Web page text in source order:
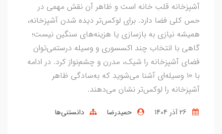
آشپزخانه قلب خانه است و ظاهر آن نقش مهمی در
حس کلی فضا دارد. برای لوکس‌تر دیده شدن آشپزخانه،
همیشه نیازی به بازسازی یا هزینه‌های سنگین نیست؛
گاهی با انتخاب چند اکسسوری و وسیله درستمی‌توان
فضای آشپزخانه را شیک، مدرن و چشم‌نواز کرد. در ادامه
با ۱۰ وسیله‌ای آشنا می‌شوید که به‌سادگی ظاهر
آشپزخانه را لوکس‌تر نشان می‌دهند.
حمیدرضا دانستنی‌ها